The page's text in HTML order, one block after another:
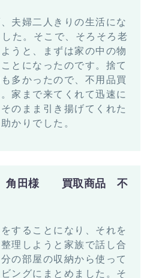
夫婦二人きりの生活にな
た。そこで、そろそろ老
うと、まずは家の中の物
とになったのです。捨て
多かったので、不用品買
家まで来てくれて迅速に
のまま引き揚げてくれた
かりでした。
角田様 買取商品 不
することになり、それを
理しようと家族で話し合
の部屋の収納から使って
ングにまとめました。そ